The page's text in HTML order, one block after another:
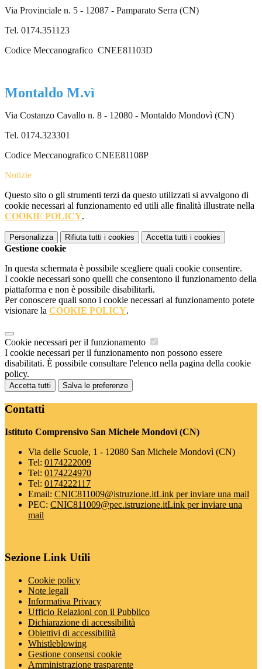
Via Provinciale n. 5 - 12087 - Pamparato Serra (CN)
Tel. 0174.351123
Codice Meccanografico CNEE81103D
Montaldo M.vì
Via Costanzo Cavallo n. 8 - 12080 - Montaldo Mondovì (CN)
Tel. 0174.323301
Codice Meccanografico CNEE81108P
Notizie
Questo sito o gli strumenti terzi da questo utilizzati si avvalgono di
cookie necessari al funzionamento ed utili alle finalità illustrate nella
COOKIE POLICY.
Personalizza Rifiuta tutti i cookies Accetta tutti i cookies
Gestione cookie
In questa schermata è possibile scegliere quali cookie consentire.
I cookie necessari sono quelli che consentono il funzionamento della
piattaforma e non è possibile disabilitarli.
Per conoscere quali sono i cookie necessari al funzionamento potete
visionare la COOKIE POLICY.
Cookie necessari per il funzionamento
I cookie necessari per il funzionamento non possono essere
disabilitati. È possibile consultare l'elenco nella pagina della cookie
policy.
Accetta tutti Salva le preferenze
Contatti
Istituto Comprensivo San Michele Mondovì (CN)
Via delle Scuole, 1 - 12080 San Michele Mondovì (CN)
Tel: 0174222009
Tel: 0174224970
Tel: 0174222117
Email: CNIC811009@istruzione.itLink per inviare una mail
PEC: CNIC811009@pec.istruzione.itLink per inviare una
mail
Sezione Link Utili
Cookie policy
Note legali
Informativa Privacy
Ufficio Relazioni con il Pubblico
Dichiarazione di accessibilità
Obiettivi di accessibilità
Whistleblowing
Gestione consensi cookie
Amministrazione trasparente